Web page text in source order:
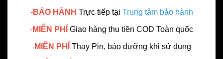
-BẢO HÀNH Trực tiếp tại Trung tâm bảo hành
-MIỄN PHÍ Giao hàng thu tiền COD Toàn quốc
-MIỄN PHÍ Thay Pin, bảo dưỡng khi sử dụng